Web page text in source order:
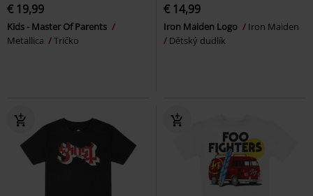
€ 19,99
Kids - Master Of Parents
Metallica
Tričko
€ 14,99
Iron Maiden Logo
Iron Maiden
Dětský dudlík